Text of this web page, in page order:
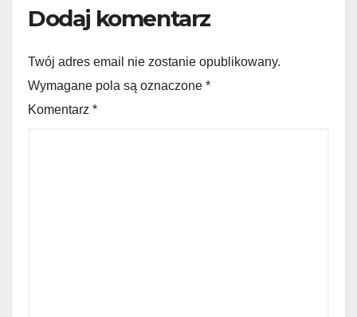
Dodaj komentarz
Twój adres email nie zostanie opublikowany.
Wymagane pola są oznaczone *
Komentarz *